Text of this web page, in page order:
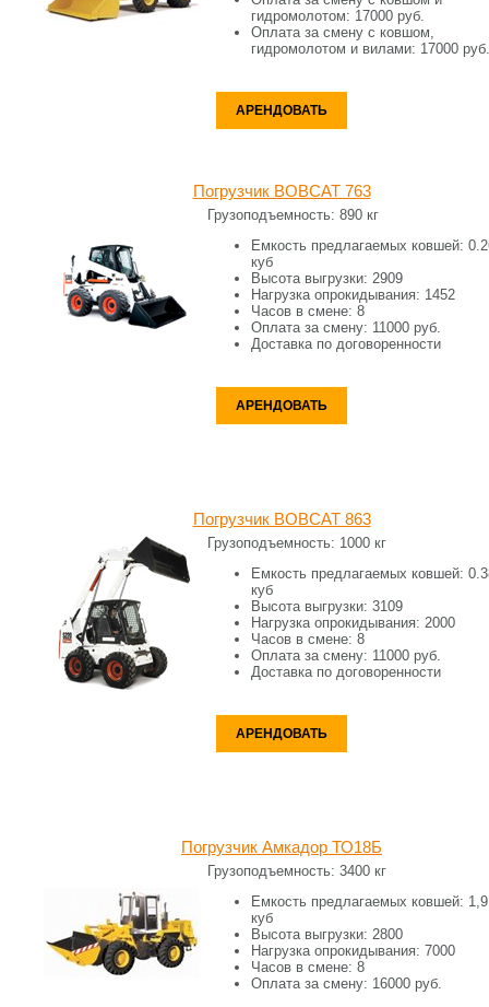
гидромолотом: 17000 руб.
Оплата за смену c ковшом,
гидромолотом и вилами: 17000 руб.
АРЕНДОВАТЬ
Погрузчик BOBCAT 763
Грузоподъемность: 890 кг
Емкость предлагаемых ковшей:
куб
Высота выгрузки: 2909
Нагрузка опрокидывания: 1452
Часов в смене: 8
Оплата за смену: 11000 руб.
Доставка по договоренности
АРЕНДОВАТЬ
Погрузчик BOBCAT 863
Грузоподъемность: 1000 кг
Емкость предлагаемых ковшей:
куб
Высота выгрузки: 3109
Нагрузка опрокидывания: 2000
Часов в смене: 8
Оплата за смену: 11000 руб.
Доставка по договоренности
АРЕНДОВАТЬ
Погрузчик Амкадор ТО18Б
Грузоподъемность: 3400 кг
Емкость предлагаемых ковшей:
куб
Высота выгрузки: 2800
Нагрузка опрокидывания: 7000
Часов в смене: 8
Оплата за смену: 16000 руб.